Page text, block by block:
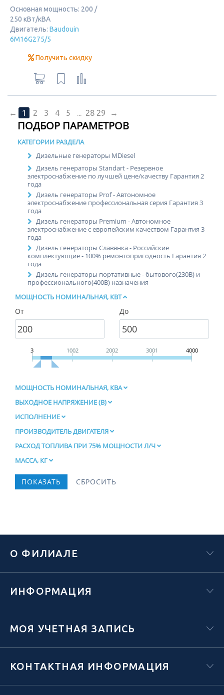
Основная мощность: 200 /
250 кВт/кВА
Двигатель: Baudouin
6M16G275/5
Получить скидку
← 1 2 3 4 5 ... 28 29 →
ПОДБОР ПАРАМЕТРОВ
КАТЕГОРИИ РАЗДЕЛА
Дизельные генераторы MDiesel
Дизель генераторы Standart - Резервное
электроснабжение по лучшей цене/качеству Гарантия 2
года
Дизель генераторы Prof - Автономное
электроснабжение профессиональная серия Гарантия 3
года
Дизель генераторы Premium - Автономное
электроснабжение с европейским качеством Гарантия 3
года
Дизель генераторы Славянка - Российские
комплектующие - 100% ремонтопригодность Гарантия 2
года
Дизель генераторы портативные - бытового(230В) и
профессионального(400В) назначения
МОЩНОСТЬ НОМИНАЛЬНАЯ, КВТ
От До
3 1002 2002 3001 4000
МОЩНОСТЬ НОМИНАЛЬНАЯ, КВА
ВЫХОДНОЕ НАПРЯЖЕНИЕ (В)
ИСПОЛНЕНИЕ
ПРОИЗВОДИТЕЛЬ ДВИГАТЕЛЯ
РАСХОД ТОПЛИВА ПРИ 75% МОЩНОСТИ Л/Ч
МАССА, КГ
О ФИЛИАЛЕ
ИНФОРМАЦИЯ
МОЯ УЧЕТНАЯ ЗАПИСЬ
КОНТАКТНАЯ ИНФОРМАЦИЯ